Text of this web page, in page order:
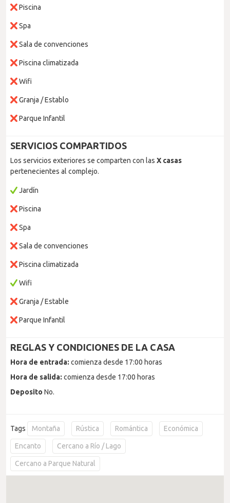
Piscina
Spa
Sala de convenciones
Piscina climatizada
Wifi
Granja / Establo
Parque Infantil
SERVICIOS COMPARTIDOS
Los servicios exteriores se comparten con las X casas
pertenecientes al complejo.
Jardín
Piscina
Spa
Sala de convenciones
Piscina climatizada
Wifi
Granja / Estable
Parque Infantil
REGLAS Y CONDICIONES DE LA CASA
Hora de entrada: comienza desde 17:00 horas
Hora de salida: comienza desde 17:00 horas
Deposito No.
Tags Montaña Rústica Romántica Económica
Encanto Cercano a Río / Lago
Cercano a Parque Natural